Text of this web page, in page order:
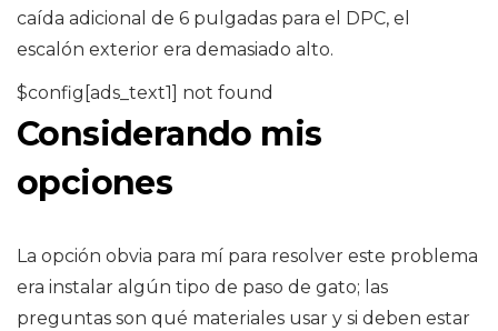
caída adicional de 6 pulgadas para el DPC, el
escalón exterior era demasiado alto.
$config[ads_text1] not found
Considerando mis
opciones
La opción obvia para mí para resolver este problema
era instalar algún tipo de paso de gato; las
preguntas son qué materiales usar y si deben estar